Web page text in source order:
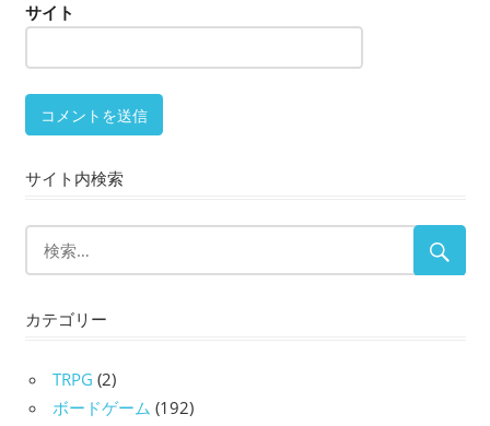
サイト
サイト内検索
カテゴリー
TRPG (2)
ボードゲーム (192)